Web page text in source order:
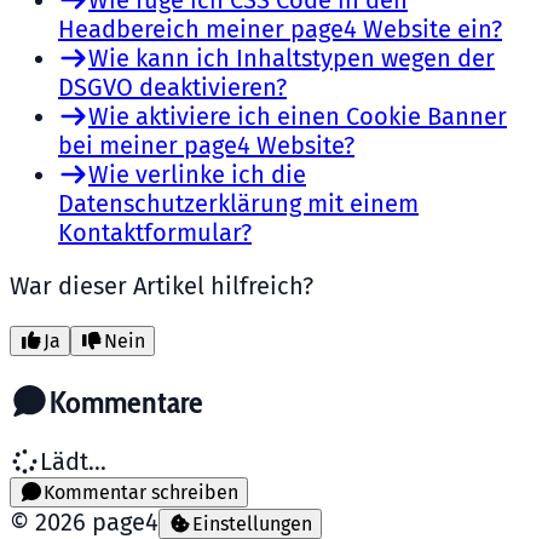
Headbereich meiner page4 Website ein?
Wie kann ich Inhaltstypen wegen der
DSGVO deaktivieren?
Wie aktiviere ich einen Cookie Banner
bei meiner page4 Website?
Wie verlinke ich die
Datenschutzerklärung mit einem
Kontaktformular?
War dieser Artikel hilfreich?
Ja Nein
Kommentare
Lädt...
Kommentar schreiben
© 2026 page4 Einstellungen